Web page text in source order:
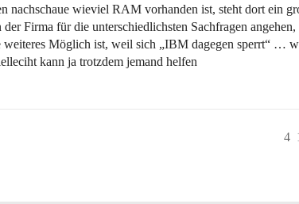
nachschaue wieviel RAM vorhanden ist, steht dort ein
Firma für die unterschiedlichsten Sachfragen angehen,
weiteres Möglich ist, weil sich „IBM dagegen sperrt“ …
kann ja trotzdem jemand helfen
4